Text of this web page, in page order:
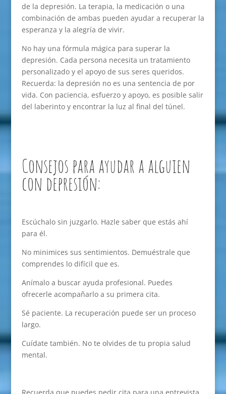
de la depresión. La terapia, la medicación o una
combinación de ambas pueden ayudar a recuperar la
esperanza y la alegría de vivir.
No hay una fórmula mágica para superar la
depresión. Cada persona necesita un tratamiento
personalizado y el apoyo de sus seres queridos.
Recuerda: la depresión no es una sentencia de por
vida. Con paciencia, esfuerzo y apoyo, es posible salir
del laberinto y encontrar la luz al final del túnel.
Consejos para ayudar a alguien
con depresión:
Escúchalo sin juzgarlo. Hazle saber que estás ahí
para él.
No minimices sus sentimientos. Demuéstrale que
comprendes lo difícil que es.
Anímalo a buscar ayuda profesional. Puedes
ofrecerle acompañarlo a su primera cita.
Sé paciente. La recuperación puede ser un proceso
largo.
Cuídate también. No te olvides de tu propia salud
mental.